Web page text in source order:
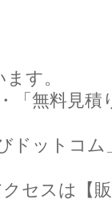
す。
「無料見積
ドットコ
セスは【